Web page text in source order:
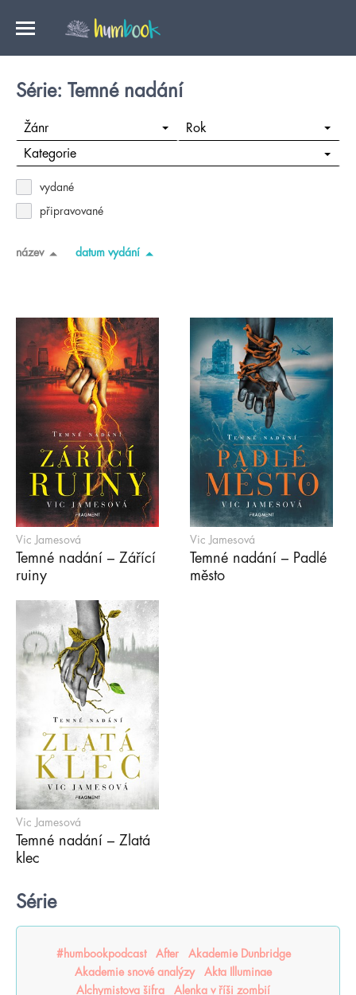
Série: Temné nadání
Žánr Rok
Kategorie
vydané
připravované
název datum vydání
Vic Jamesová
Temné nadání – Zářící
ruiny
Vic Jamesová
Temné nadání – Padlé
město
Vic Jamesová
Temné nadání – Zlatá
klec
Série
#humbookpodcast After
Akademie Dunbridge
Akademie snové analýzy
Akta Illuminae
Alchymistova šifra
Alenka v říši zombií